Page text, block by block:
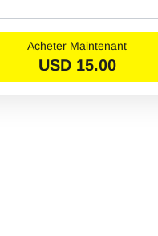
Acheter Maintenant
USD 15.00